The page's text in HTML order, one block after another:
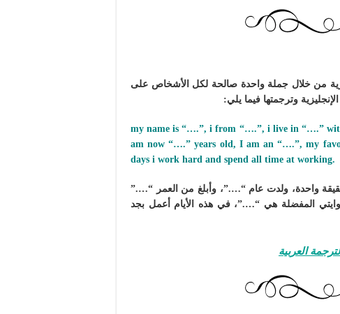
من خلال جملة واحدة صالحة لكل الأشخاص على
وترجمتها فيما يلي:
my name is “….”, i from “….”, i live in “….”
am now “….” years old, I am an “….”, my
days i work hard and spend all time at working.
واحدة، ولدت عام “….”، وأبلغ من العمر “….”
المفضلة هي “….”، في هذه الأيام أعمل بجد
العربية